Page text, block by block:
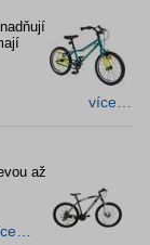
více…
až